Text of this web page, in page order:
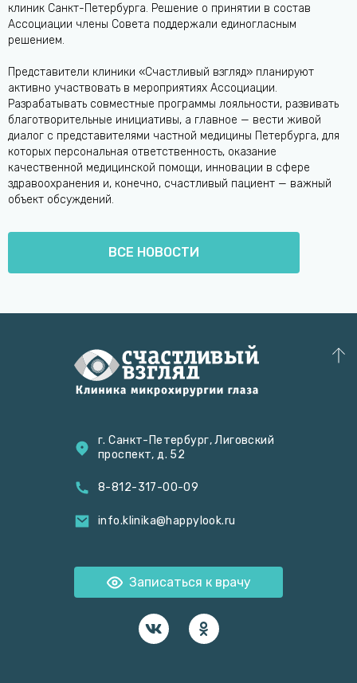
клиник Санкт-Петербурга. Решение о принятии в состав
Ассоциации члены Совета поддержали единогласным
решением.
Представители клиники «Счастливый взгляд» планируют
активно участвовать в мероприятиях Ассоциации.
Разрабатывать совместные программы лояльности, развивать
благотворительные инициативы, а главное — вести живой
диалог с представителями частной медицины Петербурга, для
которых персональная ответственность, оказание
качественной медицинской помощи, инновации в сфере
здравоохранения и, конечно, счастливый пациент — важный
объект обсуждений.
ВСЕ НОВОСТИ
г. Санкт-Петербург, Лиговский
проспект, д. 52
8-812-317-00-09
info.klinika@happylook.ru
Записаться к врачу